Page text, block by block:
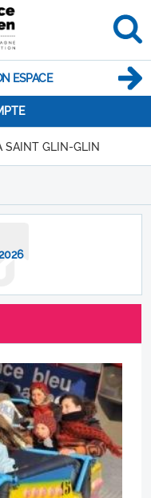
ESPACE
SAINT GLIN-GLIN